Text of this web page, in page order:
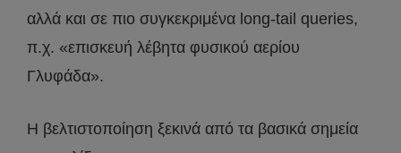
αλλά και σε πιο συγκεκριμένα long-tail queries,
π.χ. «επισκευή λέβητα φυσικού αερίου
Γλυφάδα».
Η βελτιστοποίηση ξεκινά από τα βασικά σημεία